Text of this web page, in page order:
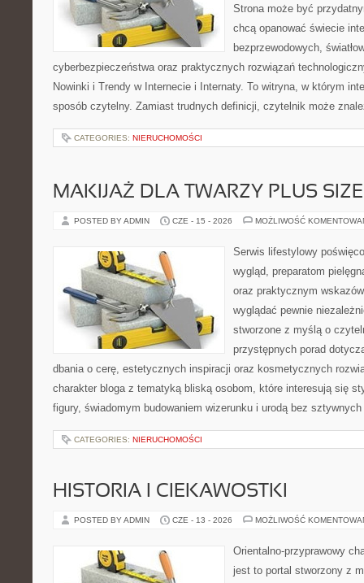
Strona może być
chcą opanować świecie
bezprzewodowych,
cyberbezpieczeństwa oraz praktycznych rozwiązań
Nowinki i Trendy w Internecie i Internaty. To witryna, w którym
sposób czytelny. Zamiast trudnych definicji, czytelnik może
CATEGORIES: NIERUCHOMOŚCI
MAKIJAŻ DLA TWARZY PLUS SIZE
POSTED BY ADMIN CZE - 15 - 2026 MOŻLIWOŚĆ
Serwis lifestylowy
wygląd, preparatom
oraz praktycznym
wyglądać pewnie
stworzone z myślą o
przystępnych porad
dbania o cerę, estetycznych inspiracji oraz kosmetycznych
charakter bloga z tematyką bliską osobom, które interesują się
figury, świadomym budowaniem wizerunku i urodą bez
CATEGORIES: NIERUCHOMOŚCI
HISTORIA I CIEKAWOSTKI
POSTED BY ADMIN CZE - 13 - 2026 MOŻLIWOŚĆ
Orientalno-przyprawowy
jest to portal stworzony z